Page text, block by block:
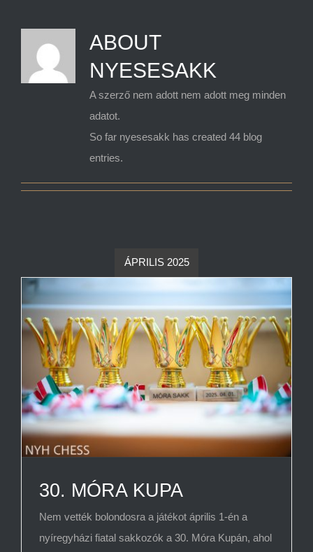
PÁLYÁZATOK
NYESE NAPTÁR
ABOUT
NYESESAKK
A szerző nem adott nem adott meg minden
adatot.
So far nyesesakk has created 44 blog
entries.
ÁPRILIS 2025
30. MÓRA KUPA
Nem vették bolondosra a játékot április 1-én a
nyíregyházi fiatal sakkozók a 30. Móra Kupán, ahol